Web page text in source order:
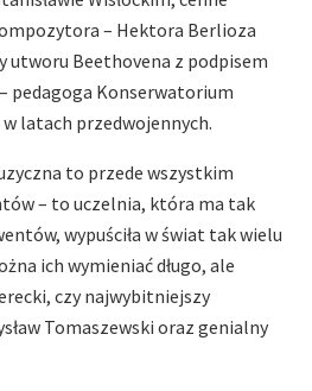
– Hektora Berlioza
utworu Beethovena z podpisem
pedagoga Konserwatorium
latach przedwojennych.
to przede wszystkim
– to uczelnia, która ma tak
wypuściła w świat tak wielu
ich wymieniać długo, ale
czy najwybitniejszy
Tomaszewski oraz genialny